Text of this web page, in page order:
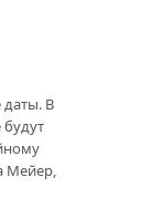
В
Мейер,